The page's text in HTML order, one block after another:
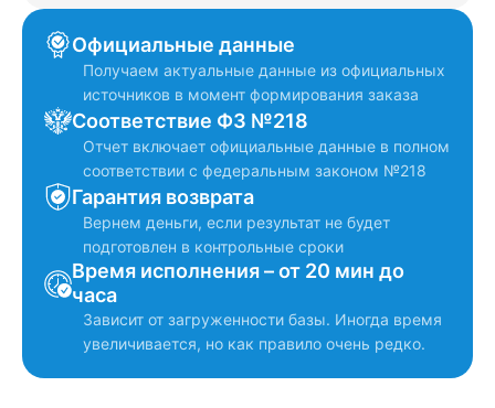
Официальные данные
Получаем актуальные данные из официальных
источников в момент формирования заказа
Соответствие ФЗ №218
Отчет включает официальные данные в полном
соответствии с федеральным законом №218
Гарантия возврата
Вернем деньги, если результат не будет
подготовлен в контрольные сроки
Время исполнения – от 20 мин до
часа
Зависит от загруженности базы. Иногда время
увеличивается, но как правило очень редко.